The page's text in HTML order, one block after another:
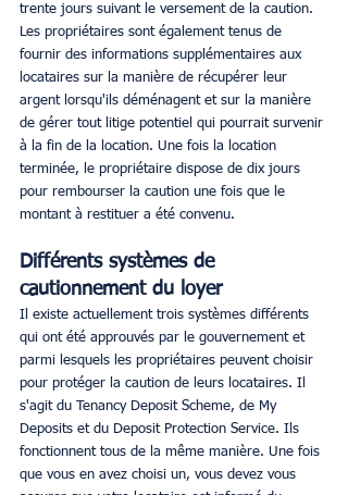
trente jours suivant le versement de la caution.
Les propriétaires sont également tenus de
fournir des informations supplémentaires aux
locataires sur la manière de récupérer leur
argent lorsqu'ils déménagent et sur la manière
de gérer tout litige potentiel qui pourrait survenir
à la fin de la location. Une fois la location
terminée, le propriétaire dispose de dix jours
pour rembourser la caution une fois que le
montant à restituer a été convenu.
Différents systèmes de
cautionnement du loyer
Il existe actuellement trois systèmes différents
qui ont été approuvés par le gouvernement et
parmi lesquels les propriétaires peuvent choisir
pour protéger la caution de leurs locataires. Il
s'agit du Tenancy Deposit Scheme, de My
Deposits et du Deposit Protection Service. Ils
fonctionnent tous de la même manière. Une fois
que vous en avez choisi un, vous devez vous